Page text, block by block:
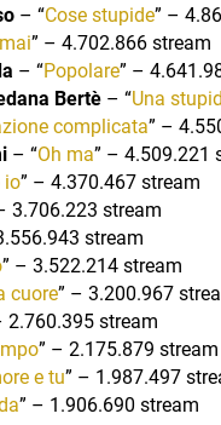
– “Cose stupide” –
” – 4.702.866 stream
– “Popolare” –
Bertè– “Una
complicata” –
– “Oh ma” – 4.509.221
io” – 4.370.467 stream
3.706.223 stream
stream
” – 3.522.214 stream
cuore” – 3.200.967
2.760.395 stream
” – 2.175.879 stream
e tu” – 1.987.497
” – 1.906.690 stream